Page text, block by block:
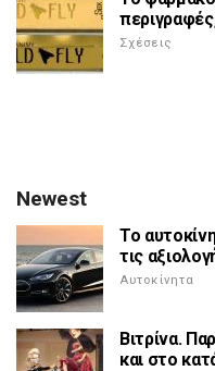
Σχέσεις
Newest
Το
τις
Αυτοκίνητα
Βιτρίνα.
και στο